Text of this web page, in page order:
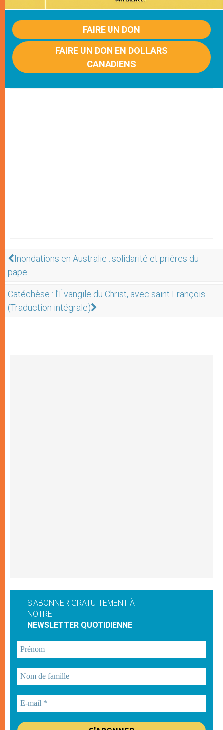
FAIRE UN DON
FAIRE UN DON EN DOLLARS
CANADIENS
Inondations en Australie : solidarité et prières du
pape
Catéchèse : l’Évangile du Christ, avec saint François
(Traduction intégrale)
S'ABONNER GRATUITEMENT À
NOTRE
NEWSLETTER QUOTIDIENNE